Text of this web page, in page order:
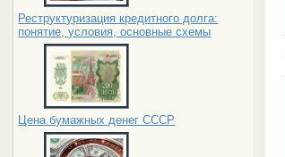
Реструктуризация кредитного долга:
понятие, условия, основные схемы
Цена бумажных денег СССР